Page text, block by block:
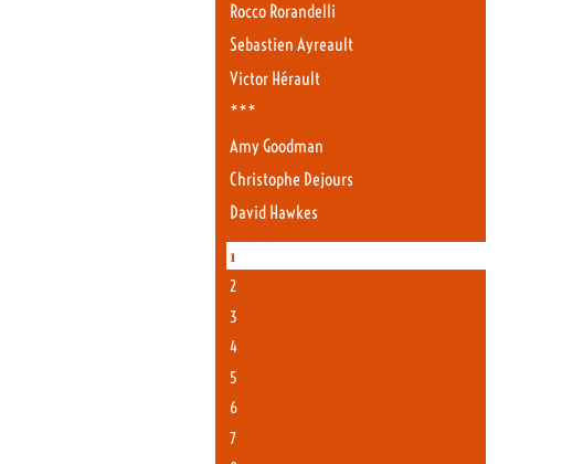
Rocco Rorandelli
Sebastien Ayreault
Victor Hérault
***
Amy Goodman
Christophe Dejours
David Hawkes
1
2
3
4
5
6
7